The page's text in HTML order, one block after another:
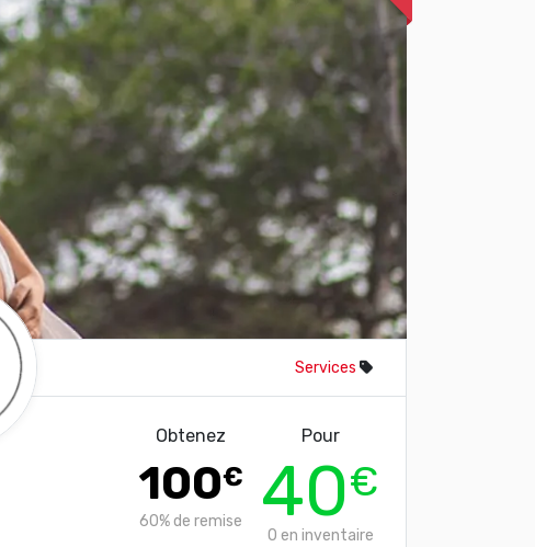
Services
Obtenez
100€
60% de remise
Pour
40€
0 en inventaire